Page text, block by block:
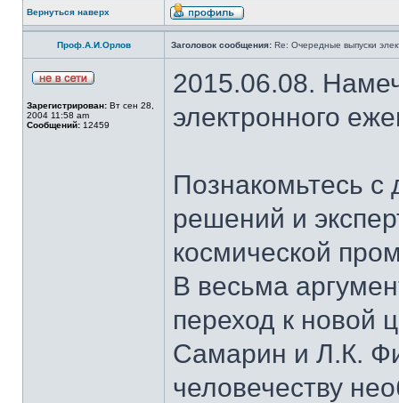
Вернуться наверх
Проф.А.И.Орлов Заголовок сообщения: Re: Очередные выпуски
Зарегистрирован: Вт сен 28,
2004 11:58 am
Сообщений: 12459
2015.06.08.
электронного
Познакомьтесь
решений и
космической
В весьма
переход к новой
Самарин и Л.К.
человечеству